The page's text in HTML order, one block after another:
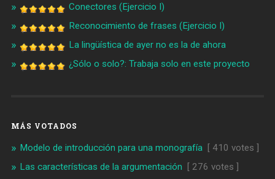
Conectores (Ejercicio I)
Reconocimiento de frases (Ejercicio I)
La lingüística de ayer no es la de ahora
¿Sólo o solo?: Trabaja solo en este proyecto
MÁS VOTADOS
Modelo de introducción para una monografía[ 410 votes ]
Las características de la argumentación [ 276 votes ]